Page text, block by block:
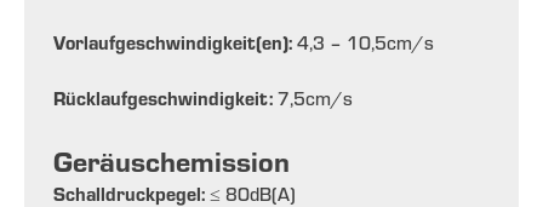
Vorlaufgeschwindigkeit(en): 4,3 – 10,5cm/s
Rücklaufgeschwindigkeit: 7,5cm/s
Geräuschemission
Schalldruckpegel: ≤ 80dB(A)